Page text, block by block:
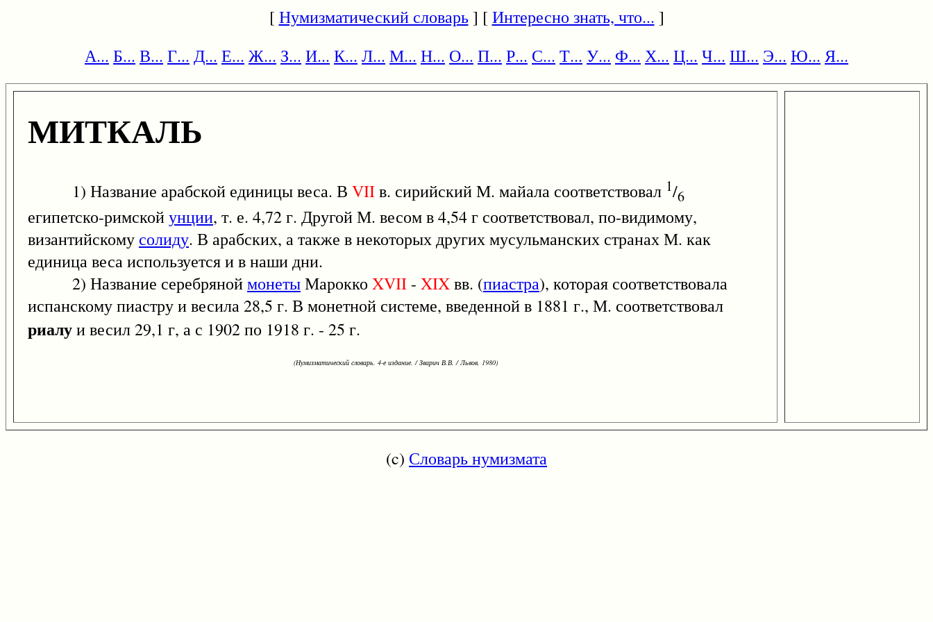
[Нумизматический словарь] [Интересно знать, что... ]
А... Б... В... Г... Д... Е... Ж... З... И... К... Л... М... Н... О... П... Р... С... Т... У... Ф... Х... Ц... Ч... Ш... Э... Ю... Я...
МИТКАЛЬ
1) Название арабской единицы веса. В VIIв. сирийский М. майала соответствовал 1/6
египетско-римскойунции, т. е. 4,72 г. Другой М. весом в 4,54 г соответствовал, по-видимому,
византийскому солиду. В арабских, а также в некоторых других мусульманских странах М. как
единица веса используется и в наши дни.
2) Название серебряноймонетыМарокко XVII - XIXвв. (пиастра), которая соответствовала
испанскому пиастру и весила 28,5 г. В монетной системе, введенной в 1881 г., М. соответствовал
риалуи весил 29,1 г, а с 1902 по 1918 г. - 25 г.
(Нумизматический словарь. 4-е издание. / Зварич В.В. / Львов, 1980)
(c) Словарь нумизмата